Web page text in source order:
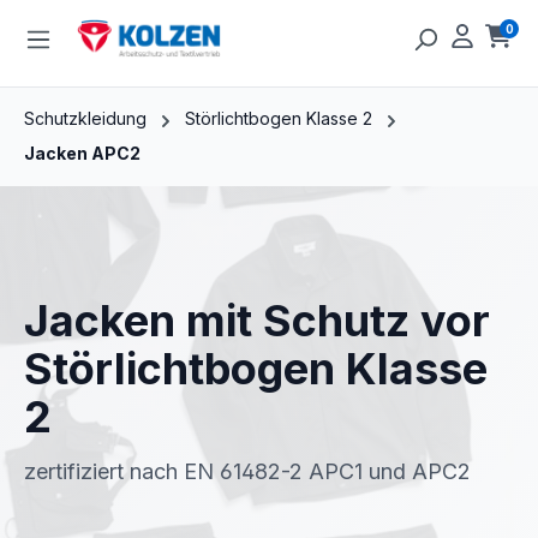
Zum Hauptinhalt springen 0
Schutzkleidung
Störlichtbogen Klasse 2
Jacken APC2
Jacken mit Schutz vor
Störlichtbogen Klasse
2
zertifiziert nach EN 61482-2 APC1 und APC2